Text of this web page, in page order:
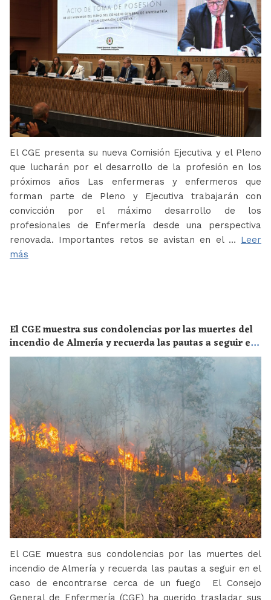
El CGE presenta su nueva Comisión Ejecutiva y el Pleno
que lucharán por el desarrollo de la profesión en los
próximos años Las enfermeras y enfermeros que
forman parte de Pleno y Ejecutiva trabajarán con
convicción por el máximo desarrollo de los
profesionales de Enfermería desde una perspectiva
renovada. Importantes retos se avistan en el … Leer
más
El CGE muestra sus condolencias por las muertes del
incendio de Almería y recuerda las pautas a seguir en
el caso de encontrarse cerca de un fuego
El CGE muestra sus condolencias por las muertes del
incendio de Almería y recuerda las pautas a seguir en el
caso de encontrarse cerca de un fuego El Consejo
General de Enfermería (CGE) ha querido trasladar sus